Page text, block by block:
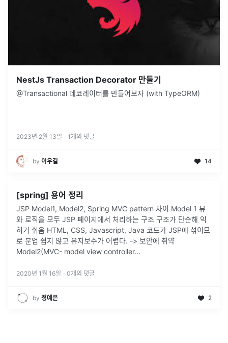
NestJs Transaction Decorator 만들기
@Transactional 데코레이터를 만들어보자 (with TypeORM)
2023년 2월 13일 · 1 개의 댓글
by 이우길 14
[spring] 용어 정리
JSP Model1, Model2, Spring MVC pattern 차이 Model 1 뷰
와 로직을 모두 JSP 페이지에서 처리하는 구조 구조가 단순해 익
히기 쉬움 HTML, CSS, Javascript, Java 코드가 JSP에 섞이므
로 분업 쉽지 않고 유지보수가 어렵다. -> 보안에 취약
Model2(MVC- model view controller...
2020년 1월 16일 · 0개의 댓글
by 정예은 2